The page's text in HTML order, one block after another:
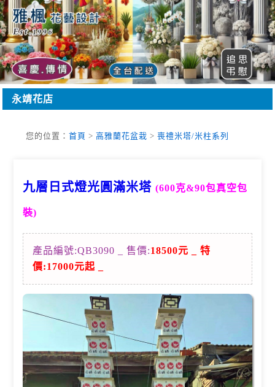
永靖花店
您的位置：首頁 >高雅蘭花盆栽 >喪禮米塔/米柱系列
九層日式燈光圓滿米塔(600克&90包真空包
裝)
產品編號:QB3090 _ 售價:18500元 _ 特
價:17000元起 _